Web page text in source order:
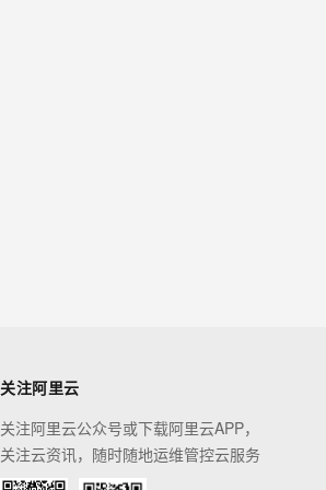
关注阿里云
关注阿里云公众号或下载阿里云APP，
关注云资讯，随时随地运维管控云服务